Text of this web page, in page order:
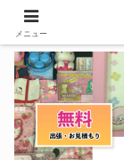
メニュー